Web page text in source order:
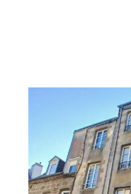
, 5 pièces
Ref : 44254
Maison à
886